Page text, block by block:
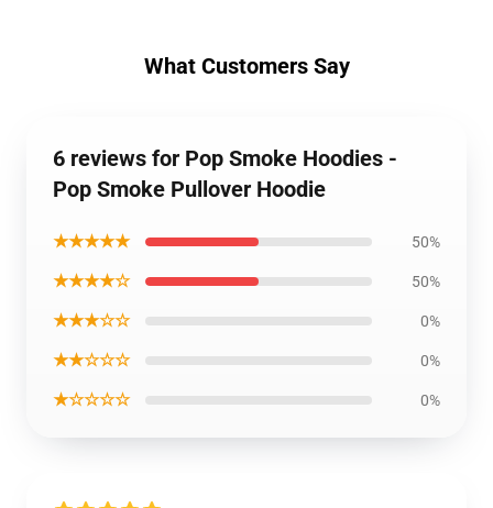
What Customers Say
6 reviews for Pop Smoke Hoodies -
Pop Smoke Pullover Hoodie
★★★★★ 50%
★★★★☆ 50%
★★★☆☆ 0%
★★☆☆☆ 0%
★☆☆☆☆ 0%